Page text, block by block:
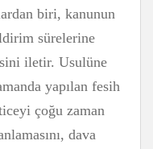
biri, kanunun
sürelerine
iletir. Usulüne
yapılan fesih
çoğu zaman
dava